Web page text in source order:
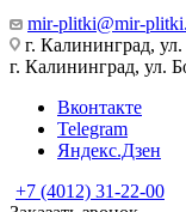
mir-plitki@mir-
г. Калининград,
г. Калининград, ул.
Вконтакте
Telegram
Яндекс.Дзен
+7 (4012) 31-22-00